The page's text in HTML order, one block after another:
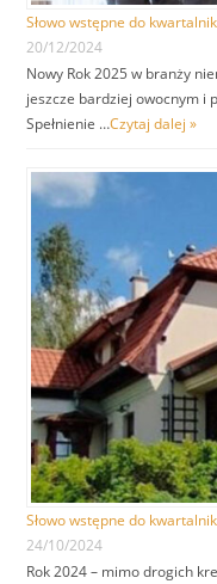
Słowo wstępne do
20/12/2024
Nowy Rok 2025 w branży
jeszcze bardziej owocnym i
Spełnienie …Czytaj dalej »
Słowo wstępne do
24/10/2024
Rok 2024 – mimo drogich